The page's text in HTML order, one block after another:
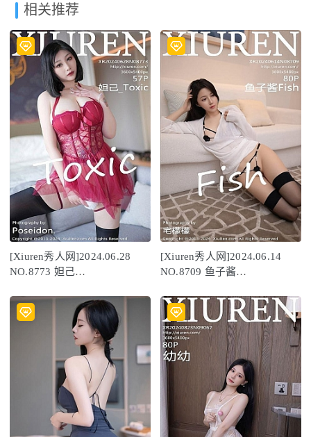
相关推荐
[Xiuren秀人网]2024.06.28
NO.8773 妲己
[Xiuren秀人网]2024.06.14
NO.8709 鱼子酱